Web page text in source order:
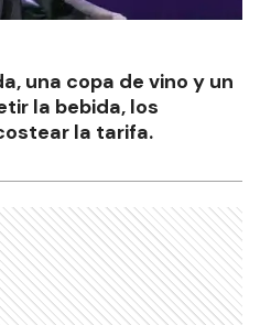
una copa de vino y un
la bebida, los
la tarifa.